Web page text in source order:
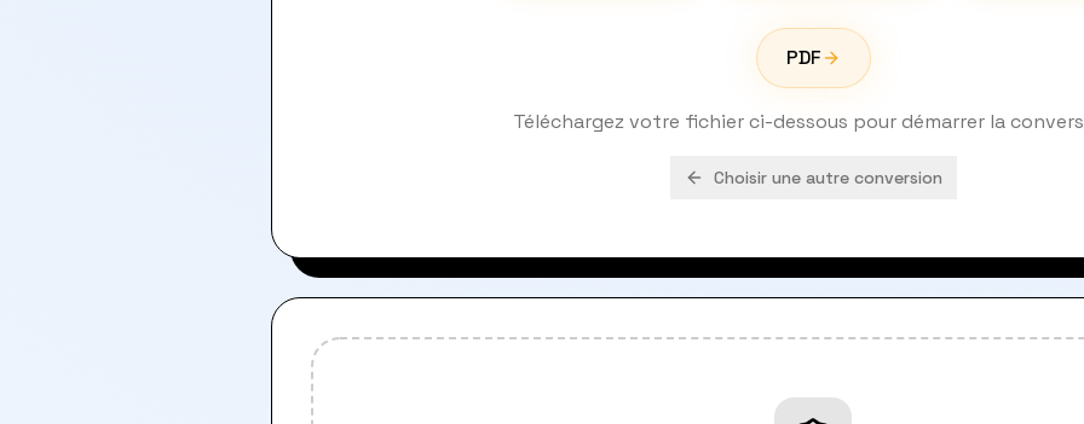
PDF
Téléchargez votre fichier ci-dessous pour démarrer la
Choisir une autre conversion